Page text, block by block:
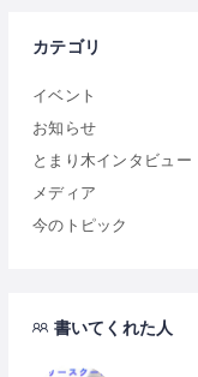
カテゴリ
イベント
お知らせ
とまり木インタビュー
メディア
今のトピック
書いてくれた人